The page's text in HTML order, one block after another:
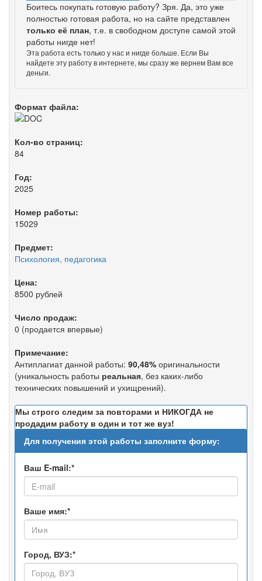
Боитесь покупать готовую работу? Зря. Да, это уже
полностью готовая работа, но на сайте представлен
только её план, т.е. в свободном доступе самой этой
работы нигде нет!
Эта работа есть только у нас и нигде больше. Если Вы
найдете эту работу в интернете, мы сразу же вернем Вам все
деньги.
Формат файла:
Кол-во страниц:
84
Год:
2025
Номер работы:
15029
Предмет:
Психология, педагогика
Цена:
8500 рублей
Число продаж:
0 (продается впервые)
Примечание:
Антиплагиат данной работы: 90,48% оригинальности
(уникальность работы реальная, без каких-либо
технических повышений и ухищрений).
Мы строго следим за повторами и НИКОГДА не
продадим работу в один и тот же вуз!
Для получения этой работы заполните форму:
Ваш E-mail:*
Ваше имя:*
Город, ВУЗ:*